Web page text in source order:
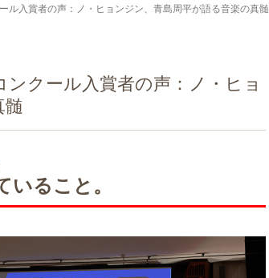
ル入賞者の声：ノ・ヒョンジン、青島周平が語る音楽の真髄
クール入賞者の声：ノ・ヒョ
髄
ること。